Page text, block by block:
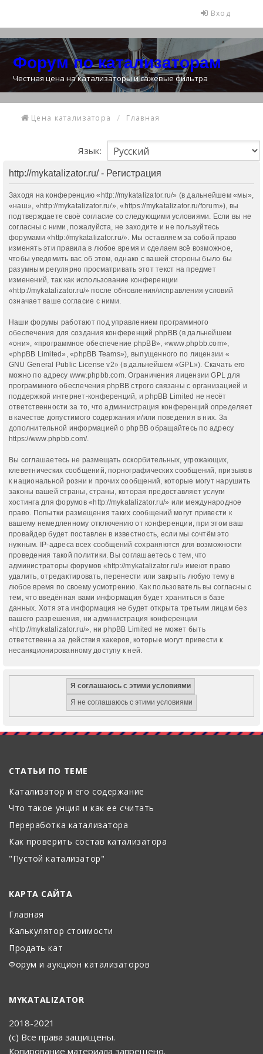
Вход
Форум по катализаторам
Честная цена на катализаторы и сажевые фильтра
Цена катализатора Главная
Язык:
http://mykatalizator.ru/ - Регистрация
Заходя на конференцию «http://mykatalizator.ru/» (в дальнейшем «мы»,
«наш», «http://mykatalizator.ru/», «https://mykatalizator.ru/forum»), вы
подтверждаете своё согласие со следующими условиями. Если вы не
согласны с ними, пожалуйста, не заходите и не пользуйтесь
форумами «http://mykatalizator.ru/». Мы оставляем за собой право
изменять эти правила в любое время и сделаем всё возможное,
чтобы уведомить вас об этом, однако с вашей стороны было бы
разумным регулярно просматривать этот текст на предмет
изменений, так как использование конференции
«http://mykatalizator.ru/» после обновления/исправления условий
означает ваше согласие с ними.
Наши форумы работают под управлением программного
обеспечения для создания конференций phpBB (в дальнейшем
«они», «программное обеспечение phpBB», «www.phpbb.com»,
«phpBB Limited», «phpBB Teams»), выпущенного по лицензии «
GNU General Public License v2» (в дальнейшем «GPL»). Скачать его
можно по адресу www.phpbb.com. Ограничения лицензии GPL для
программного обеспечения phpBB строго связаны с организацией и
поддержкой интернет-конференций, и phpBB Limited не несёт
ответственности за то, что администрация конференций определяет
в качестве допустимого содержания и/или поведения в них. За
дополнительной информацией о phpBB обращайтесь по адресу
https://www.phpbb.com/.
Вы соглашаетесь не размещать оскорбительных, угрожающих,
клеветнических сообщений, порнографических сообщений, призывов
к национальной розни и прочих сообщений, которые могут нарушить
законы вашей страны, страны, которая предоставляет услуги
хостинга для форумов «http://mykatalizator.ru/» или международное
право. Попытки размещения таких сообщений могут привести к
вашему немедленному отключению от конференции, при этом ваш
провайдер будет поставлен в известность, если мы сочтём это
нужным. IP-адреса всех сообщений сохраняются для возможности
проведения такой политики. Вы соглашаетесь с тем, что
администраторы форумов «http://mykatalizator.ru/» имеют право
удалить, отредактировать, перенести или закрыть любую тему в
любое время по своему усмотрению. Как пользователь вы согласны с
тем, что введённая вами информация будет храниться в базе
данных. Хотя эта информация не будет открыта третьим лицам без
вашего разрешения, ни администрация конференции
«http://mykatalizator.ru/», ни phpBB Limited не может быть
ответственна за действия хакеров, которые могут привести к
несанкционированному доступу к ней.
СТАТЬИ ПО ТЕМЕ
Катализатор и его содержание
Что такое унция и как ее считать
Переработка катализатора
Как проверить состав катализатора
"Пустой катализатор"
КАРТА САЙТА
Главная
Калькулятор стоимости
Продать кат
Форум и аукцион катализаторов
MYKATALIZATOR
2018-2021
(с) Все права защищены.
Копирование материала запрещено.